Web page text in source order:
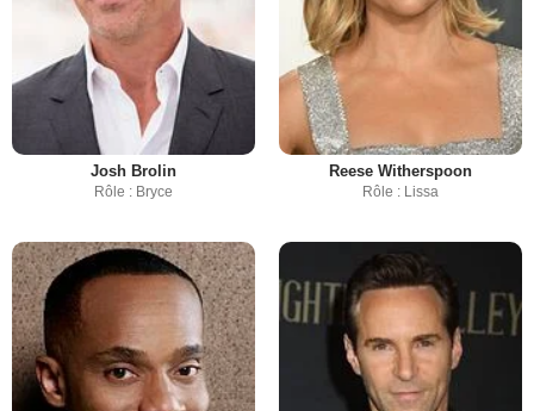
Josh Brolin
Rôle : Bryce
Reese Witherspoon
Rôle : Lissa